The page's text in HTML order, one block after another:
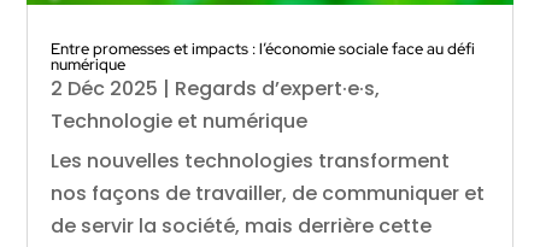
Entre promesses et impacts : l’économie sociale face au défi
numérique
2 Déc 2025 | Regards d’expert·e·s,
Technologie et numérique
Les nouvelles technologies transforment
nos façons de travailler, de communiquer et
de servir la société, mais derrière cette